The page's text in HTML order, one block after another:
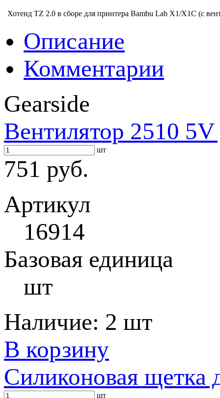
Хотенд TZ 2.0 в сборе для принтера Bambu Lab X1/X1C (с
Описание
Комментарии
Gearside
Вентилятор 2510
шт
751 руб.
Артикул
16914
Базовая единица
шт
Наличие: 2 шт
В корзину
Силиконовая щетка
шт